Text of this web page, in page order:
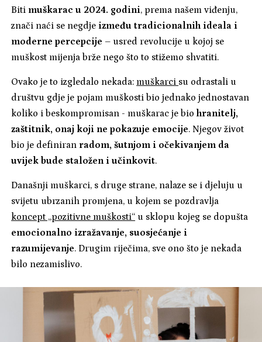
Biti muškarac u 2024. godini, prema našem viđenju,
znači naći se negdje između tradicionalnih ideala i
moderne percepcije – usred revolucije u kojoj se
muškost mijenja brže nego što to stižemo shvatiti.
Ovako je to izgledalo nekada: muškarci su odrastali u
društvu gdje je pojam muškosti bio jednako jednostavan
koliko i beskompromisan - muškarac je biohranitelj,
zaštitnik, onaj koji ne pokazuje emocije. Njegov život
bio je definiran radom, šutnjom i očekivanjem da
uvijek bude staložen i učinkovit.
Današnji muškarci, s druge strane, nalaze se i djeluju u
svijetu ubrzanih promjena, u kojem se pozdravlja
koncept „pozitivne muškosti“ u sklopu kojeg se dopušta
emocionalno izražavanje, suosjećanje i
razumijevanje. Drugim riječima, sve ono što je nekada
bilo nezamislivo.